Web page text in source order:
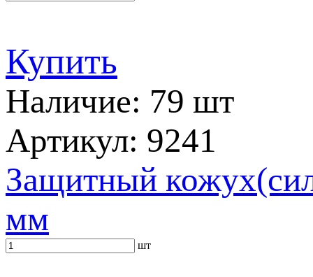
Купить
Наличие: 79 шт
Артикул: 9241
Защитный
мм
шт